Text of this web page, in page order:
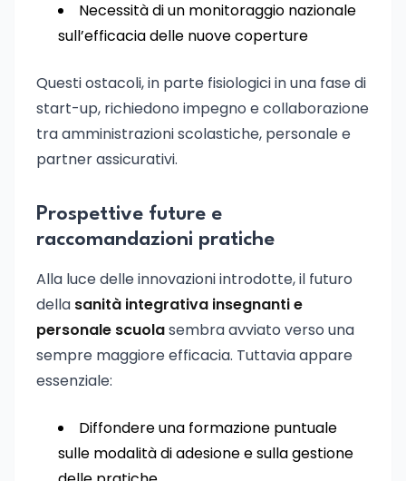
Necessità di un monitoraggio nazionale
sull’efficacia delle nuove coperture
Questi ostacoli, in parte fisiologici in una fase di
start-up, richiedono impegno e collaborazione
tra amministrazioni scolastiche, personale e
partner assicurativi.
Prospettive future e
raccomandazioni pratiche
Alla luce delle innovazioni introdotte, il futuro
della sanità integrativa insegnanti e
personale scuolasembra avviato verso una
sempre maggiore efficacia. Tuttavia appare
essenziale:
Diffondere una formazione puntuale
sulle modalità di adesione e sulla gestione